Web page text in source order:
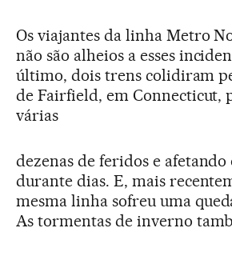
Os viajantes da linha Metro
não são alheios a esses
último, dois trens colidiram
de Fairfield, em Connecticut,
várias
dezenas de feridos e afetando
durante dias. E, mais
mesma linha sofreu uma
As tormentas de inverno